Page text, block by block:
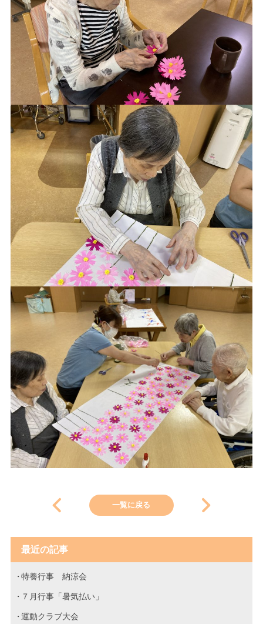
一覧に戻る
最近の記事
特養行事 納涼会
７月行事「暑気払い」
運動クラブ大会